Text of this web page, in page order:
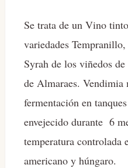
Se trata de un Vino
variedades
Syrah de los viñedos
de Almaraes.
fermentación en
envejecido durante 6
temperatura controlada
americano y húngaro.